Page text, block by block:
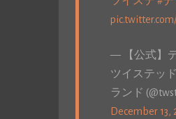
— 【公式】
ツイステッ
ランド
December 13,